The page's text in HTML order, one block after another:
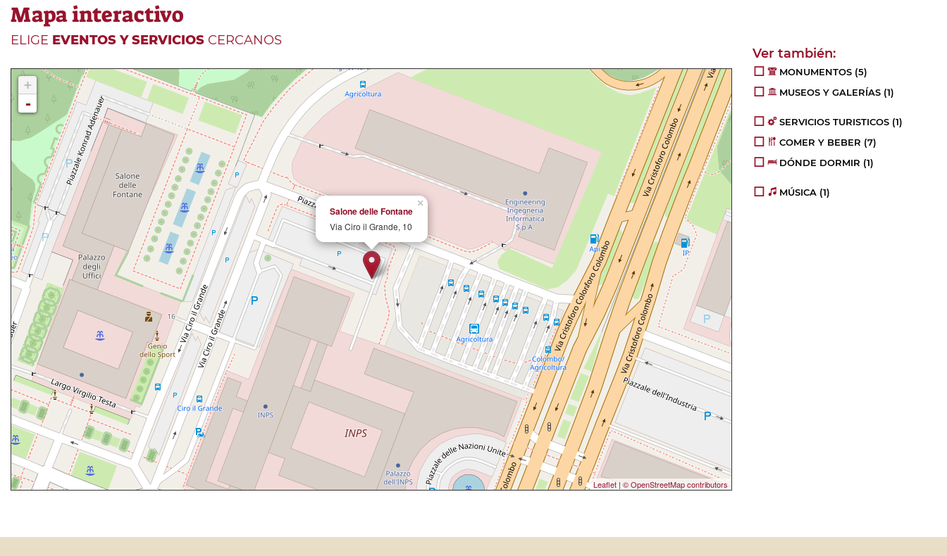
Mapa interactivo
ELIGE EVENTOS Y SERVICIOS CERCANOS
×
Salone delle Fontane
Via Ciro il Grande, 10
+
-
Leaflet | © OpenStreetMap contributors
MONUMENTOS (5)
MUSEOS Y GALERÍAS (1)
SERVICIOS TURISTICOS (1)
COMER Y BEBER (7)
DÓNDE DORMIR (1)
MÚSICA (1)